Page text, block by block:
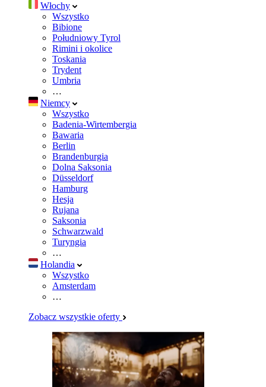
Włochy
Wszystko
Bibione
Południowy Tyrol
Rimini i okolice
Toskania
Trydent
Umbria
…
Niemcy
Wszystko
Badenia-Wirtembergia
Bawaria
Berlin
Brandenburgia
Dolna Saksonia
Düsseldorf
Hamburg
Hesja
Rujana
Saksonia
Schwarzwald
Turyngia
…
Holandia
Wszystko
Amsterdam
…
Zobacz wszystkie oferty